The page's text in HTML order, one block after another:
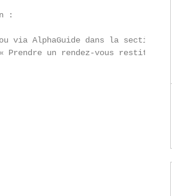
:
via AlphaGuide dans la section
un rendez-vous restitution